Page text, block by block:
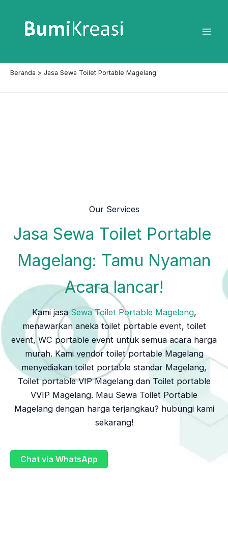
konten
Beranda Jasa Sewa Toilet Portable Magelang
Our Services
Jasa Sewa Toilet Portable
Magelang: Tamu Nyaman
Acara lancar!
Kami jasaSewa Toilet Portable Magelang,
menawarkan aneka toilet portable event, toilet
event, WC portable event untuk semua acara harga
murah. Kami vendor toilet portable Magelang
menyediakan toilet portable standar Magelang,
Toilet portable VIP Magelang dan Toilet portable
VVIP Magelang. Mau Sewa Toilet Portable
Magelang dengan harga terjangkau? hubungi kami
sekarang!
Chat via WhatsApp